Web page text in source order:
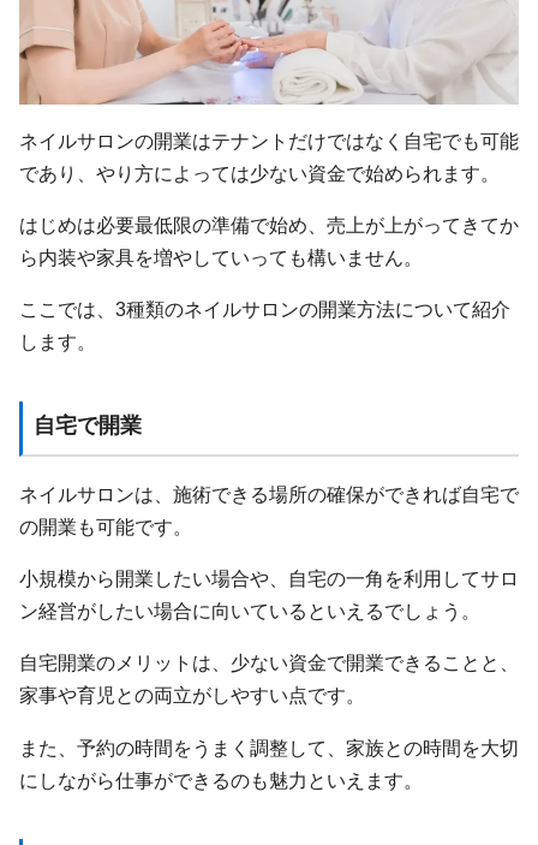
ネイルサロンの開業はテナントだけではなく自宅でも可能
であり、やり方によっては少ない資金で始められます。
はじめは必要最低限の準備で始め、売上が上がってきてか
ら内装や家具を増やしていっても構いません。
ここでは、3種類のネイルサロンの開業方法について紹介
します。
自宅で開業
ネイルサロンは、施術できる場所の確保ができれば自宅で
の開業も可能です。
小規模から開業したい場合や、自宅の一角を利用してサロ
ン経営がしたい場合に向いているといえるでしょう。
自宅開業のメリットは、少ない資金で開業できることと、
家事や育児との両立がしやすい点です。
また、予約の時間をうまく調整して、家族との時間を大切
にしながら仕事ができるのも魅力といえます。